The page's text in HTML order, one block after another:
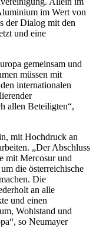
im Wert von
der Dialog mit den
und eine
gemeinsam und
müssen mit
internationalen
allen Beteiligten“,
mit Hochdruck an
„Der Abschluss
mit Mercosur und
die österreichische
Die
an alle
und einen
Wohlstand und
so Neumayer